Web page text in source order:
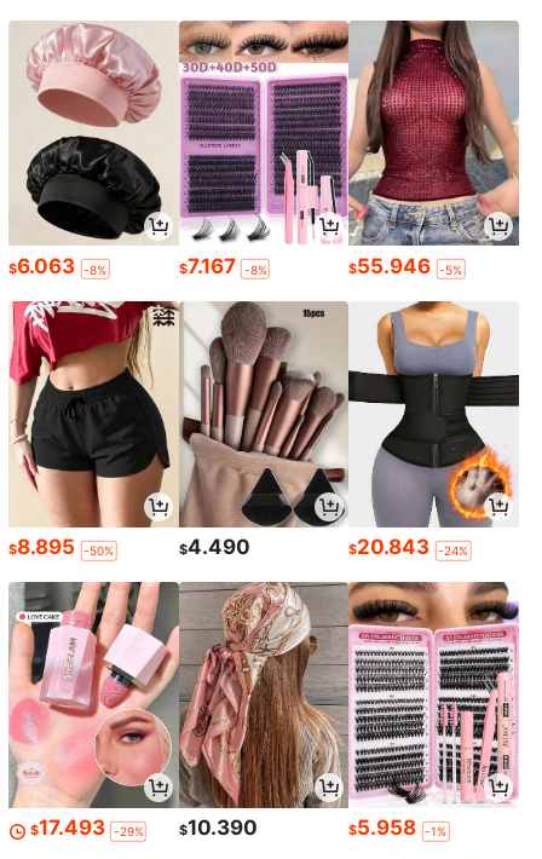
$6.063 -8% $7.167 -8% $55.946 -5%
$8.895 -50% $4.490 $20.843 -24%
$17.493 -29% $10.390 $5.958 -1%